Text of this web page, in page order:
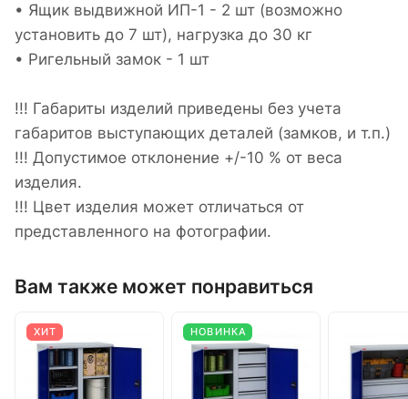
• Ящик выдвижной ИП-1 - 2 шт (возможно
установить до 7 шт), нагрузка до 30 кг
• Ригельный замок - 1 шт
!!! Габариты изделий приведены без учета
габаритов выступающих деталей (замков, и т.п.)
!!! Допустимое отклонение +/-10 % от веса
изделия.
!!! Цвет изделия может отличаться от
представленного на фотографии.
Вам также может понравиться
ХИТ НОВИНКА